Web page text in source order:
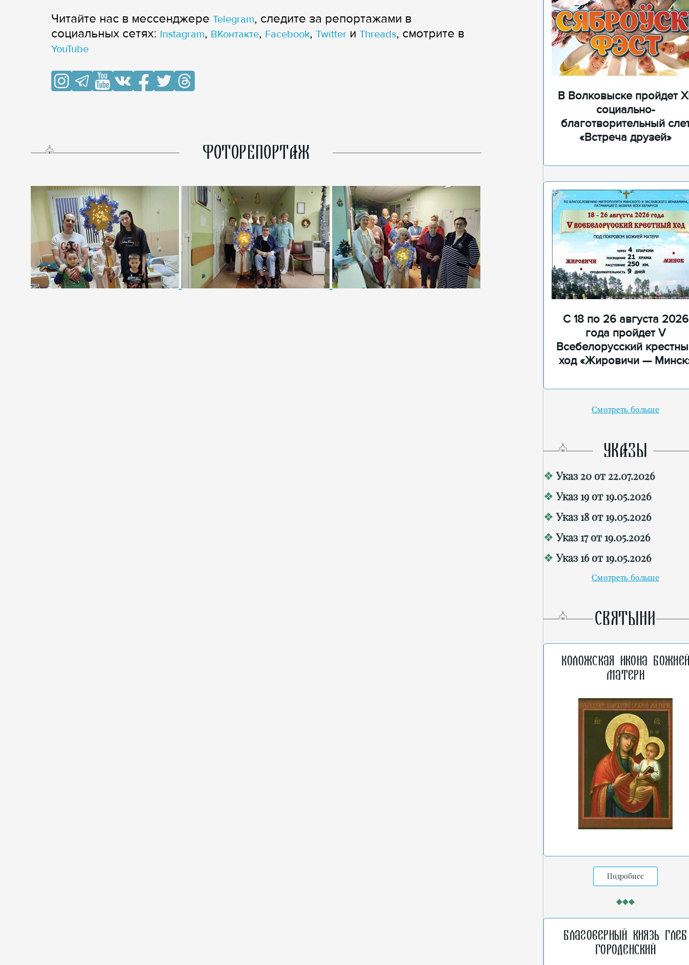
Читайте нас в мессенджере Telegram, следите за репортажами в
cоциальных сетях: Instagram, ВКонтакте, Facebook, Twitter и Threads, смотрите в
YouTube
ФОТОРЕПОРТАЖ
В Волковыске пройдет
социально-
благотворительный
«Встреча друзей»
С 18 по 26 августа 2026
года пройдет V
Всебелорусский
ход «Жировичи —
Смотреть больше
УКАЗЫ
Указ 20 от 22.07.2026
Указ 19 от 19.05.2026
Указ 18 от 19.05.2026
Указ 17 от 19.05.2026
Указ 16 от 19.05.2026
Смотреть больше
СВЯТЫНИ
Коложская икона
Матери
Подробнее
Благоверный князь Глеб
Городенский